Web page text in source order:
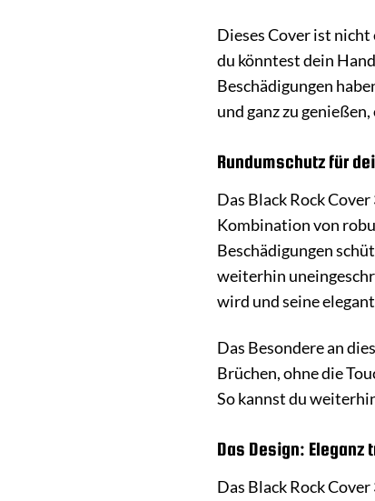
Dieses Cover ist
du könntest dein
Beschädigungen
und ganz zu
Rundumschutz für
Das Black Rock
Kombination von
Beschädigungen
weiterhin
wird und seine
Das Besondere an
Brüchen, ohne die
So kannst du
Das Design:
Das Black Rock